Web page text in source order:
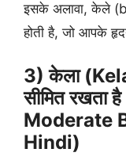
इसके अलावा, केले
होती है, जो आपके
3) केला
सीमित रखता
Moderate
Hindi)